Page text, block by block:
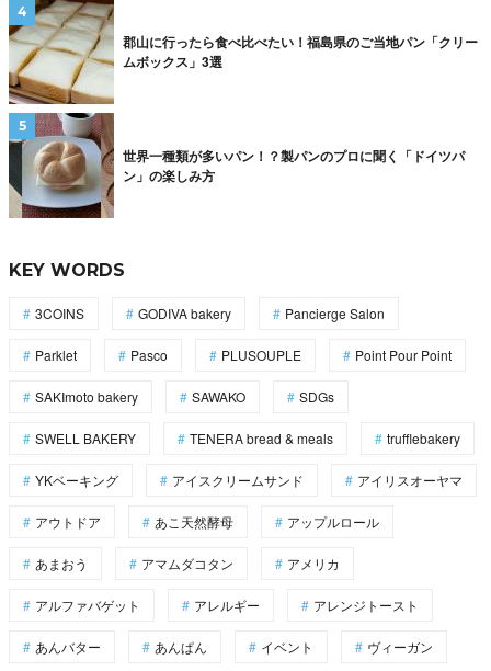
郡山に行ったら食べ比べたい！福島県のご当地パン「クリー
ムボックス」3選
世界一種類が多いパン！？製パンのプロに聞く「ドイツパ
ン」の楽しみ方
KEY WORDS
3COINS GODIVA bakery Pancierge Salon
Parklet Pasco PLUSOUPLE Point Pour Point
SAKImoto bakery SAWAKO SDGs
SWELL BAKERY TENERA bread & meals trufflebakery
YKベーキング アイスクリームサンド アイリスオーヤマ
アウトドア あこ天然酵母 アップルロール
あまおう アマムダコタン アメリカ
アルファバゲット アレルギー アレンジトースト
あんバター あんぱん イベント ヴィーガン